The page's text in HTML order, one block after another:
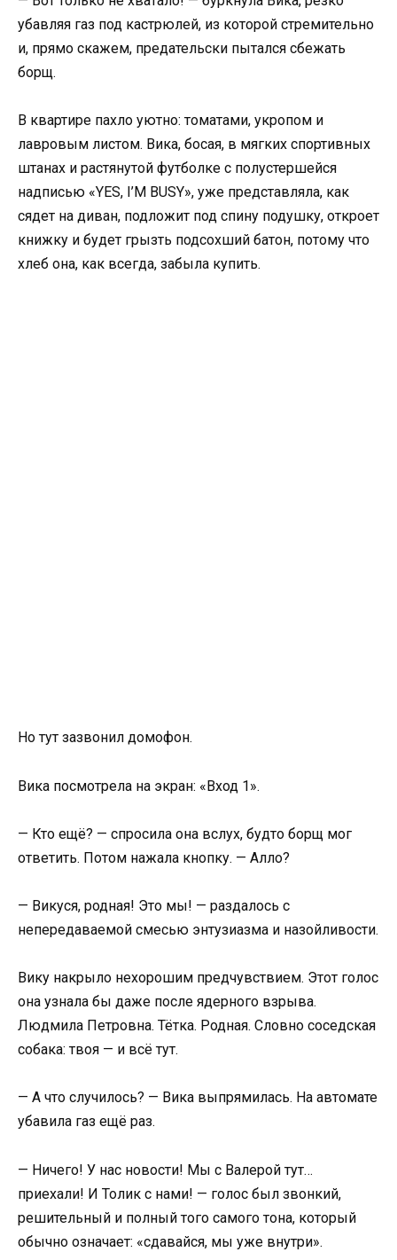
убавляя газ под кастрюлей, из которой стремительно
и, прямо скажем, предательски пытался сбежать
борщ.
В квартире пахло уютно: томатами, укропом и
лавровым листом. Вика, босая, в мягких спортивных
штанах и растянутой футболке с полустершейся
надписью «YES, I’M BUSY», уже представляла, как
сядет на диван, подложит под спину подушку, откроет
книжку и будет грызть подсохший батон, потому что
хлеб она, как всегда, забыла купить.
Но тут зазвонил домофон.
Вика посмотрела на экран: «Вход 1».
— Кто ещё? — спросила она вслух, будто борщ мог
ответить. Потом нажала кнопку. — Алло?
— Викуся, родная! Это мы! — раздалось с
непередаваемой смесью энтузиазма и назойливости.
Вику накрыло нехорошим предчувствием. Этот голос
она узнала бы даже после ядерного взрыва.
Людмила Петровна. Тётка. Родная. Словно соседская
собака: твоя — и всё тут.
— А что случилось? — Вика выпрямилась. На автомате
убавила газ ещё раз.
— Ничего! У нас новости! Мы с Валерой тут…
приехали! И Толик с нами! — голос был звонкий,
решительный и полный того самого тона, который
обычно означает: «сдавайся, мы уже внутри».